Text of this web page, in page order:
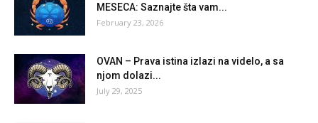
MESECA: Saznajte šta vam...
February 23, 2026
OVAN – Prava istina izlazi na videlo, a sa
njom dolazi...
July 29, 2025